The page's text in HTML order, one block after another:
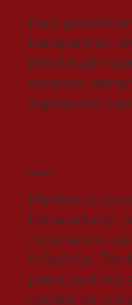
Para garantir
transparente,
pesquisador
recursos,
legislações
Compras
Mantemos
fornecedores,
orçamentos,
licitatórios.
pesquisadores
opções de